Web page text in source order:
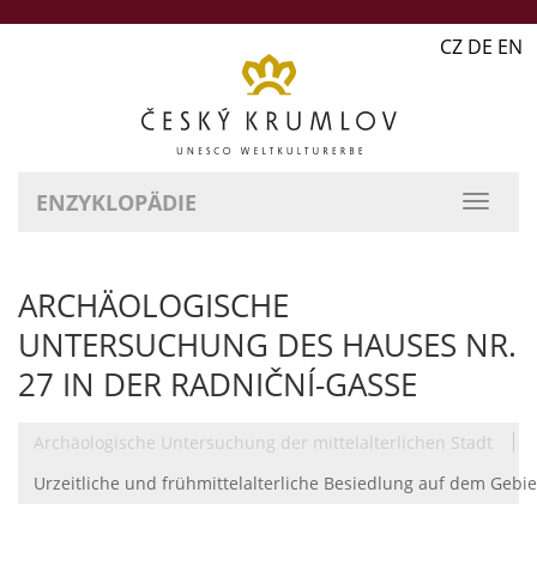
CZ DE EN
ENZYKLOPÄDIE
ARCHÄOLOGISCHE
UNTERSUCHUNG DES HAUSES NR.
27 IN DER RADNIČNÍ-GASSE
Archäologische Untersuchung der mittelalterlichen Stadt |
Urzeitliche und frühmittelalterliche Besiedlung auf dem